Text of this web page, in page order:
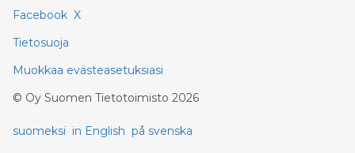
Facebook X
Tietosuoja
Muokkaa evästeasetuksiasi
© Oy Suomen Tietotoimisto 2026
suomeksi in English på svenska